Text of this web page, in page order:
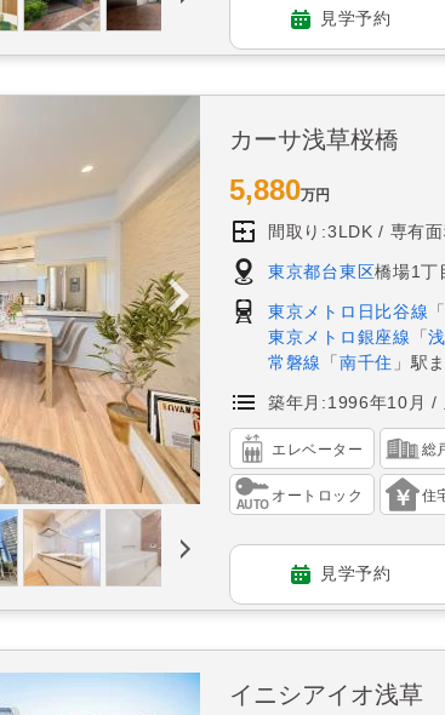
見学予約
カーサ浅草桜橋
5,880万円
間取り:3LDK 専有
東京都台東区橋場1丁
東京メトロ日比谷線
東京メトロ銀座線
「
常磐線
「 南千住 」駅
築年月:1996年10月
エレベーター 総
オートロック 住
見学予約
イニシアイオ浅草